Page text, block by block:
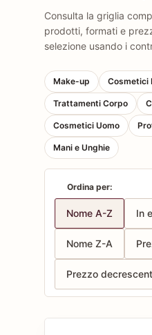
Consulta la griglia
prodotti, formati e
selezione usando i
Make-up Cosmetici
Trattamenti Corpo
Cosmetici Uomo
Mani e Unghie
Ordina per:
Nome A-Z In
Nome Z-A
Prezzo